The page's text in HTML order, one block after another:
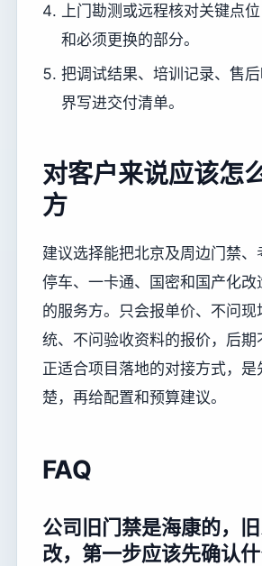
上门勘测或远程核对关键点
和必须更换的部分。
把调试结果、培训记录、售
界写进交付清单。
对客户来说应该怎
方
建议选择能把北京及周边门禁、
停车、一卡通、国密和国产化改
的服务方。只会报单价、不问现
统、不问验收资料的报价，后期
正适合项目落地的对接方式，是
楚，再给配置和预算建议。
FAQ
公司旧门禁是海康的，
改，第一步应该先确认什